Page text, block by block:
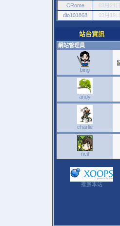
CRome
03月21日
dio101868
03月19日
站台資訊
網站管理員
bing
andy
charlie
neil
推薦本站